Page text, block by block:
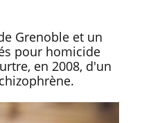
Grenoble et un
pour homicide
en 2008, d'un